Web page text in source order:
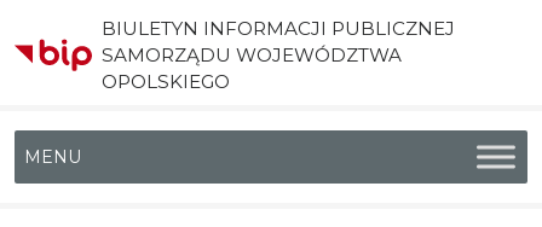
BIULETYN INFORMACJI PUBLICZNEJ
SAMORZĄDU WOJEWÓDZTWA
OPOLSKIEGO
Menu główne